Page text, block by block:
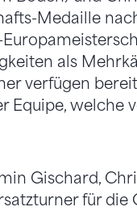
Medaille
als
verfügen
Equipe, welche
Gischard,
für die